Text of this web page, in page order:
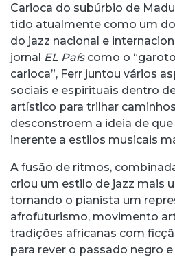
Carioca do subúrbio de
tido atualmente como um
do jazz nacional e
jornal EL Paíscomo o
carioca”, Ferr juntou vários
sociais e espirituais dentro
artístico para trilhar
desconstroem a ideia de
inerente a estilos musicais
A fusão de ritmos,
criou um estilo de jazz mais
tornando o pianista um
afrofuturismo, movimento
tradições africanas com
para rever o passado negro